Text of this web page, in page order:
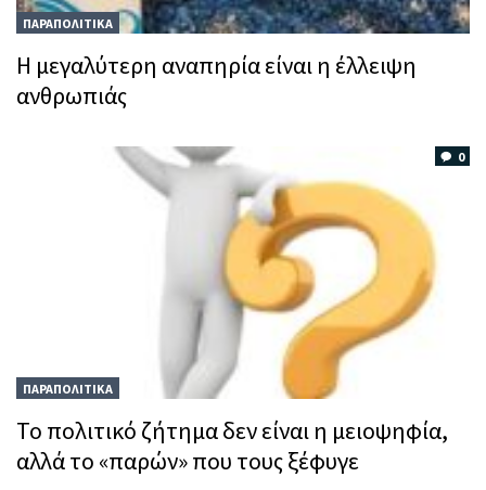
ΠΑΡΑΠΟΛΙΤΙΚΑ
Η μεγαλύτερη αναπηρία είναι η έλλειψη
ανθρωπιάς
0
ΠΑΡΑΠΟΛΙΤΙΚΑ
Το πολιτικό ζήτημα δεν είναι η μειοψηφία,
αλλά το «παρών» που τους ξέφυγε